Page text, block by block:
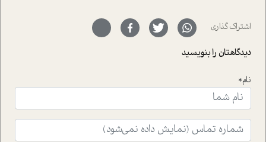
سر نهاده است و نیز کرامت عزیز زاده؛ سفیر صلح و دوستی که
با رکاب زدن در بیش از هفتاد کشور و کاشتن درخت، به نماد
حمایت از محیط زیست و منابع طبیعی تبدیل گشته
است.فصل روایت اجنبی ها در این شماره به دو موضوع
ای که به زندگی شگفت انگیز جین گودال و تاثیرات کاوش های
ایشان در حوزه ی شامپانزه ها بر زندگی امروزی ما نگاهی
افکنده است.فصل اتاق 333 شما را پای صحبت یک تجربه ی
واقعی در ارتباط با اختلال شخصیت اسکزوئید و مشکلات و نیز
راهکارهای حل آن قرار می دهد که در اتاق درمان اتفاق افتاده
اشتراک گذاری
دیدگاهتان را بنویسید
نام*